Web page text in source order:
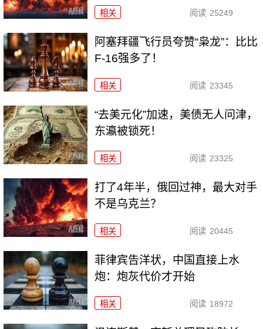
相关 阅读 25249
阿塞拜疆飞行员夸赞“枭龙”：比比
F-16强多了！
相关 阅读 23345
“去美元化”加速，美债无人问津，
东瀛被锁死！
相关 阅读 23325
打了4年半，俄回过神，最大对手
不是乌克兰？
相关 阅读 20445
菲律宾告洋状，中国直接上水
炮：炮灰代价才开始
相关 阅读 18972